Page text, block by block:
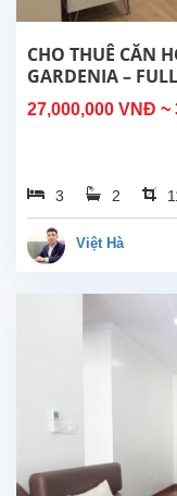
CHO THUÊ CĂN
GARDENIA –
27,000,000 VNĐ ~
3 2
Việt Hà